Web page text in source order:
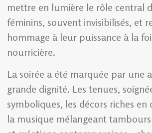
mettre en lumière le rôle central
féminins, souvent invisibilisés, et
hommage à leur puissance à la
nourricière.
La soirée a été marquée par une
grande dignité. Les tenues,
symboliques, les décors riches en
la musique mélangeant